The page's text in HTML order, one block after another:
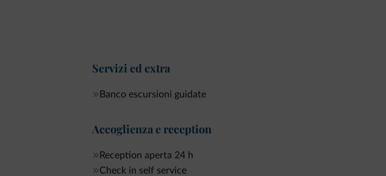
Servizi ed extra
Banco escursioni guidate
Accoglienza e reception
Reception aperta 24 h
Check in self service